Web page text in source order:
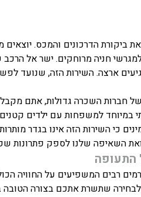
ביקורת הדרכונים והמכס.
חניה מרוחקים. ישר אל הרכב
ארצה. השירות הזה,
חברות השכרה גדולות, אתם
במיוחד למשפחות עם ילדים
כי השירות הזה אינו בגדר
השאיפה שלנו לספק פתרונות
רבים המשפיעים על החוויה
שתשרת אתכם בצורה הטובה